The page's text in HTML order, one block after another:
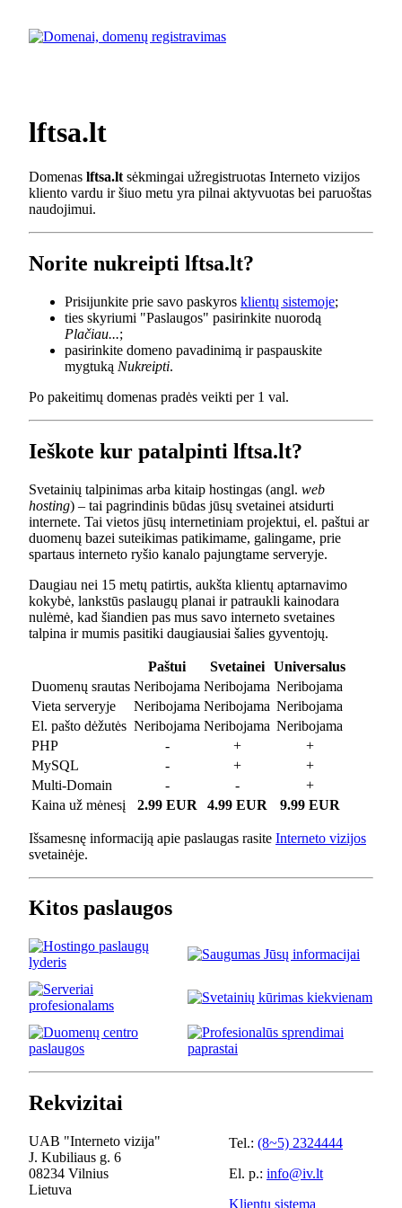
lftsa.lt
Domenas lftsa.lt sėkmingai užregistruotas Interneto vizijos
kliento vardu ir šiuo metu yra pilnai aktyvuotas bei paruoštas
naudojimui.
Norite nukreipti lftsa.lt?
Prisijunkite prie savo paskyros klientų sistemoje;
ties skyriumi "Paslaugos" pasirinkite nuorodą
Plačiau...;
pasirinkite domeno pavadinimą ir paspauskite
mygtuką Nukreipti.
Po pakeitimų domenas pradės veikti per 1 val.
Ieškote kur patalpinti lftsa.lt?
Svetainių talpinimas arba kitaip hostingas (angl. web
hosting) – tai pagrindinis būdas jūsų svetainei atsidurti
internete. Tai vietos jūsų internetiniam projektui, el. paštui ar
duomenų bazei suteikimas patikimame, galingame, prie
spartaus interneto ryšio kanalo pajungtame serveryje.
Daugiau nei 15 metų patirtis, aukšta klientų aptarnavimo
kokybė, lankstūs paslaugų planai ir patraukli kainodara
nulėmė, kad šiandien pas mus savo interneto svetaines
talpina ir mumis pasitiki daugiausiai šalies gyventojų.
Paštui Svetainei
Universalus
Duomenų srautas Neribojama Neribojama Neribojama
Vieta serveryje
Neribojama Neribojama Neribojama
El. pašto dėžutės Neribojama Neribojama Neribojama
PHP
- +
+
MySQL
- +
+
Multi-Domain
- -
+
Kaina už mėnesį
2.99 EUR 4.99 EUR 9.99 EUR
Išsamesnę informaciją apie paslaugas rasite Interneto vizijos
svetainėje.
Kitos paslaugos
Rekvizitai
UAB "Interneto vizija"
J. Kubiliaus g. 6
08234 Vilnius
Lietuva
Tel.: (8~5) 2324444
El. p.: info@iv.lt
Klientų sistema